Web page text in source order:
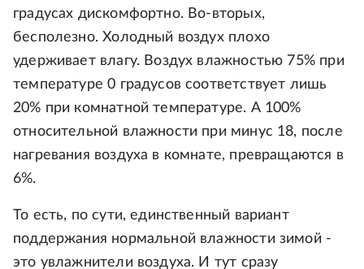
градусах дискомфортно. Во-вторых,
бесполезно. Холодный воздух плохо
удерживает влагу. Воздух влажностью 75% при
температуре 0 градусов соответствует лишь
20% при комнатной температуре. А 100%
относительной влажности при минус 18, после
нагревания воздуха в комнате, превращаются в
6%.
То есть, по сути, единственный вариант
поддержания нормальной влажности зимой -
это увлажнители воздуха. И тут сразу